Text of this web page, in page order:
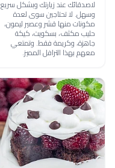
لاصدقائك عند زيارتك وبشكل سريع
وسهل. لا تحتاجين سوى لعدة
مكونات منها قشر وعصير ليمون،
حليب مكثف، بسكويت، كيكة
جاهزة، وكريمة فقط. وتمتعي
معهم بهذا الترافل المميز.